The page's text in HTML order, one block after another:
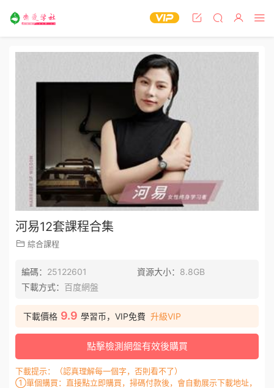
河易12套課程合集
綜合課程
編碼： 25122601 資源大小： 8.8GB
下載方式： 百度網盤
下載價格 9.9 學習币，VIP免費 升級VIP
點擊檢測網盤有效後購買
下載提示：（認真理解每一個字，否則看不了）
①單個購買：直接點立即購買，掃碼付款後，會自動展示下載地址，